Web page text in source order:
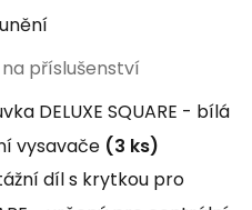
příslušenství
DELUXE SQUARE - bílá
vysavače (3 ks)
díl s krytkou pro